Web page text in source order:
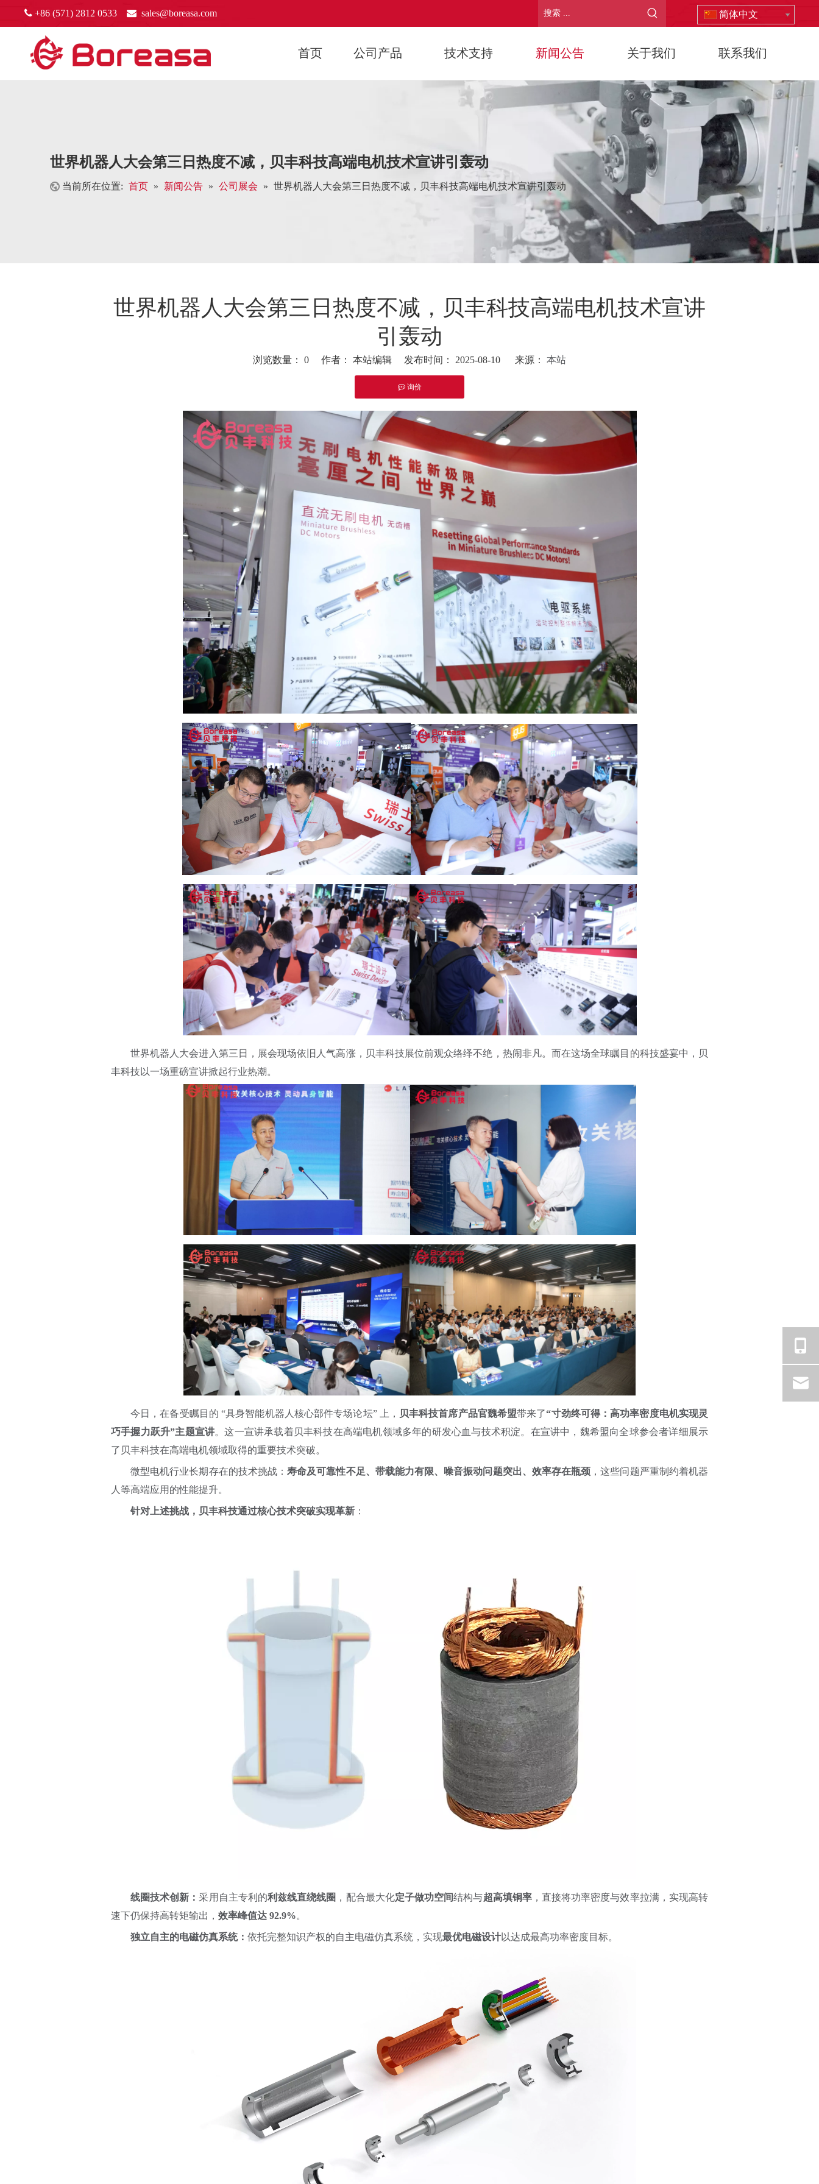
 +86 (571) 2812 0533  sales@boreasa.com 简体中文
首页 公司产品 技术支持 新闻公告 关于我们 联系我们
世界机器人大会第三日热度不减，贝丰科技高端电机技术宣讲引轰动
当前所在位置: 首页 » 新闻公告 » 公司展会 » 世界机器人大会第三日热度不减，贝丰科技高端电机技术宣讲引轰动
世界机器人大会第三日热度不减，贝丰科技高端电机技术宣讲
引轰动
浏览数量： 0 作者： 本站编辑 发布时间： 2025-08-10 来源： 本站
询价
["facebook","twitter","line","wechat","linkedin","pinterest","whatsapp"]
世界机器人大会进入第三日，展会现场依旧人气高涨，贝丰科技展位前观众络绎不绝，热闹非凡。而在这场全球瞩目的科技盛宴中，贝
丰科技以一场重磅宣讲掀起行业热潮。
今日，在备受瞩目的 “具身智能机器人核心部件专场论坛” 上， 贝丰科技首席产品官魏希盟带来了“寸劲终可得：高功率密度电机实现灵
巧手握力跃升”主题宣讲。这一宣讲承载着贝丰科技在高端电机领域多年的研发心血与技术积淀。在宣讲中，魏希盟向全球参会者详细展示
了贝丰科技在高端电机领域取得的重要技术突破。
微型电机行业长期存在的技术挑战：寿命及可靠性不足、带载能力有限、噪音振动问题突出、效率存在瓶颈 ，这些问题严重制约着机器
人等高端应用的性能提升。
针对上述挑战，贝丰科技通过核心技术突破实现革新 ：
线圈技术创新：采用自主专利的利兹线直绕线圈 ，配合最大化定子做功空间结构与超高填铜率，直接将功率密度与效率拉满，实现高转
速下仍保持高转矩输出， 效率峰值达 92.9%。
独立自主的电磁仿真系统： 依托完整知识产权的自主电磁仿真系统，实现最优电磁设计以达成最高功率密度目标。